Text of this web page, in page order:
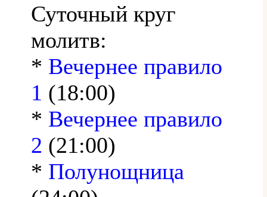
Суточный круг
молитв:
* Вечернее правило
1 (18:00)
* Вечернее правило
2 (21:00)
* Полунощница